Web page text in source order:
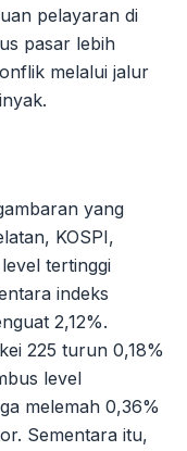
pelayaran di
pasar lebih
melalui jalur
yang
KOSPI,
tertinggi
indeks
2,12%.
225 turun 0,18%
level
melemah 0,36%
Sementara itu,